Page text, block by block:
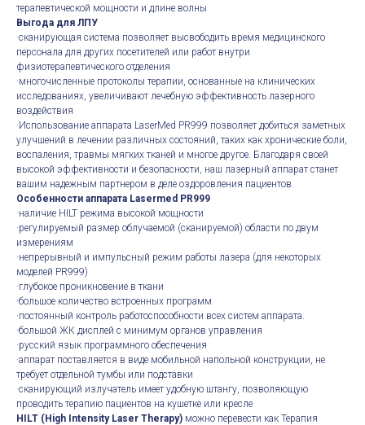
терапевтической мощности и длине волны
Выгода для ЛПУ
·сканирующая система позволяет высвободить время медицинского
персонала для других посетителей или работ внутри
физиотерапевтического отделения
·многочисленные протоколы терапии, основанные на клинических
исследованиях, увеличивают лечебную эффективность лазерного
воздействия
·Использование аппарата LaserMed PR999 позволяет добиться заметных
улучшений в лечении различных состояний, таких как хронические боли,
воспаления, травмы мягких тканей и многое другое. Благодаря своей
высокой эффективности и безопасности, наш лазерный аппарат станет
вашим надежным партнером в деле оздоровления пациентов.
Особенности аппарата Lasermed PR999
·наличие HILT режима высокой мощности
·регулируемый размер облучаемой (сканируемой) области по двум
измерениям
·непрерывный и импульсный режим работы лазера (для некоторых
моделей PR999)
·глубокое проникновение в ткани
·большое количество встроенных программ
·постоянный контроль работоспособности всех систем аппарата.
·большой ЖК дисплей с минимум органов управления
·русский язык программного обеспечения
·аппарат поставляется в виде мобильной напольной конструкции, не
требует отдельной тумбы или подставки
·сканирующий излучатель имеет удобную штангу, позволяющую
проводить терапию пациентов на кушетке или кресле
HILT (High Intensity Laser Therapy) можно перевести как Терапия